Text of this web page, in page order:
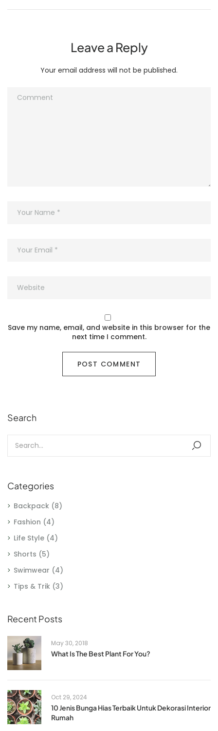
Search
Categories
Backpack (8)
Fashion (4)
Life Style (4)
Shorts (5)
Swimwear (4)
Tips & Trik (3)
Recent Posts
May 30, 2018
What Is The Best Plant For You?
Oct 29, 2024
10 Jenis Bunga Hias Terbaik Untuk Dekorasi Interior
Rumah
Leave a Reply
Your email address will not be published.
Save my name, email, and website in this browser for the
next time I comment.